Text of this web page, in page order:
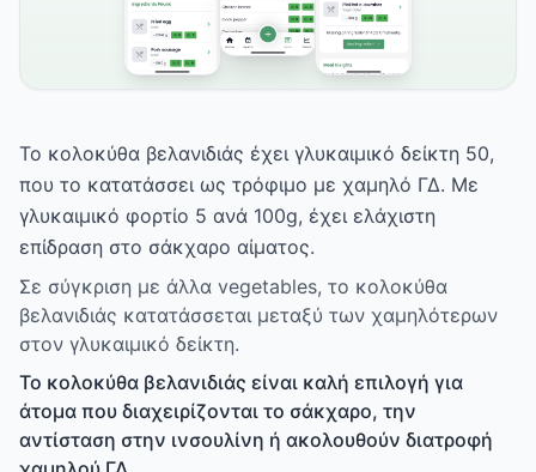
Το κολοκύθα βελανιδιάς έχει γλυκαιμικό δείκτη 50,
που το κατατάσσει ως τρόφιμο με χαμηλό ΓΔ. Με
γλυκαιμικό φορτίο 5 ανά 100g, έχει ελάχιστη
επίδραση στο σάκχαρο αίματος.
Σε σύγκριση με άλλα vegetables, το κολοκύθα
βελανιδιάς κατατάσσεται μεταξύ των χαμηλότερων
στον γλυκαιμικό δείκτη.
Το κολοκύθα βελανιδιάς είναι καλή επιλογή για
άτομα που διαχειρίζονται το σάκχαρο, την
αντίσταση στην ινσουλίνη ή ακολουθούν διατροφή